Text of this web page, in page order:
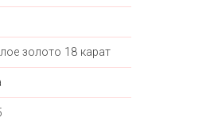
золото 18 карат